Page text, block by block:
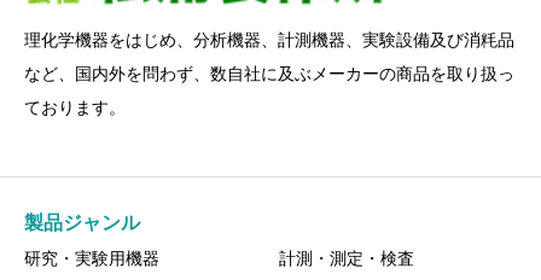
理化学機器をはじめ、分析機器、計測機器、実験設備及び消粍品
など、国内外を問わず、数自社に及ぶメーカーの商品を取り扱っ
ております。
製品ジャンル
研究・実験用機器 計測・測定・検査